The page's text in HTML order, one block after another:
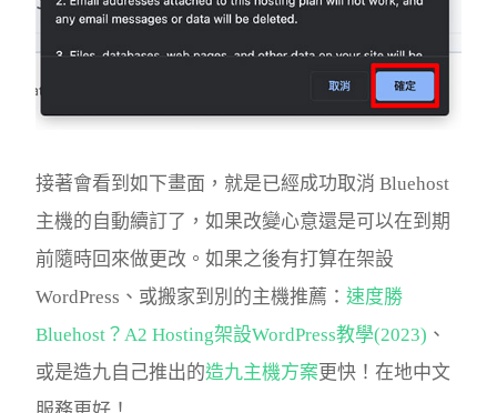
接著會看到如下畫面，就是已經成功取消 Bluehost
主機的自動續訂了，如果改變心意還是可以在到期
前隨時回來做更改。如果之後有打算在架設
WordPress、或搬家到別的主機推薦： 速度勝
Bluehost？A2 Hosting架設WordPress教學(2023) 、
或是造九自己推出的造九主機方案更快！在地中文